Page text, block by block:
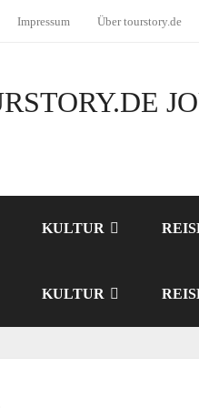
Impressum Über tourstory.de
KULTUR
KULTUR